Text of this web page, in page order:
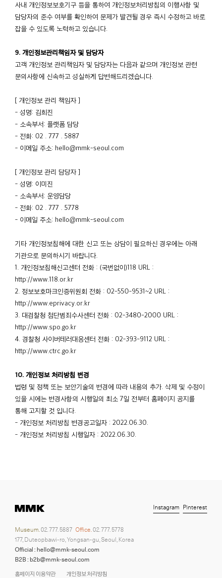
사내 개인정보보호기구 등을 통하여 개인정보처리방침의 이행사항 및
담당자의 준수 여부를 확인하여 문제가 발견될 경우 즉시 수정하고 바로
잡을 수 있도록 노력하고 있습니다.
9. 개인정보관리책임자 및 담당자
고객 개인정보 관리책임자 및 담당자는 다음과 같으며 개인정보 관련
문의사항에 신속하고 성실하게 답변해드리겠습니다.
[ 개인정보 관리 책임자 ]
- 성명: 김희진
- 소속부서: 플랫폼 담당
- 전화: 02 . 777 . 5887
- 이메일 주소: hello@mmk-seoul.com
[ 개인정보 관리 담당자 ]
- 성명: 이미진
- 소속부서: 운영담당
- 전화: 02 . 777 . 5778
- 이메일 주소: hello@mmk-seoul.com
기타 개인정보침해에 대한 신고 또는 상담이 필요하신 경우에는 아래
기관으로 문의하시기 바랍니다.
1. 개인정보침해신고센터 전화 : (국번없이)118 URL :
http://www.118.or.kr
2. 정보보호마크인증위원회 전화 : 02-550-9531~2 URL :
http://www.eprivacy.or.kr
3. 대검찰청 첨단범죄수사센터 전화 : 02-3480-2000 URL :
http://www.spo.go.kr
4. 경찰청 사이버테러대응센터 전화 : 02-393-9112 URL :
http://www.ctrc.go.kr
10. 개인정보 처리방침 변경
법령 및 정책 또는 보안기술의 변경에 따라 내용의 추가. 삭제 및 수정이
있을 시에는 변경사항의 시행일의 최소 7일 전부터 홈페이지 공지를
통해 고지할 것 입니다.
- 개인정보 처리방침 변경공고일자 : 2022.06.30.
- 개인정보 처리방침 시행일자 : 2022.06.30.
홈페이지 이용약관 개인정보 처리방침
Museum.02. 777. 5887 Office.02. 777. 5778
177, Duteopbawi-ro, Yongsan-gu, Seoul, Korea
Official : hello@mmk-seoul.com
B2B : b2b@mmk-seoul.com
Instagram Pinterest